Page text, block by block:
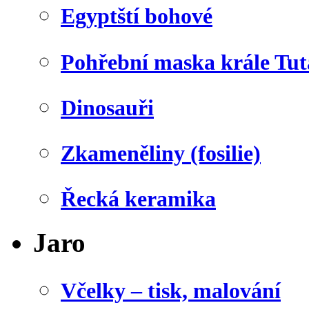
Egyptští bohové
Pohřební maska krále
Dinosauři
Zkameněliny (fosilie)
Řecká keramika
Jaro
Včelky – tisk, malování